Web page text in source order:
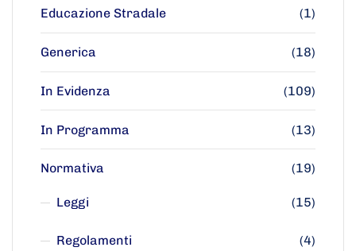
Educazione Stradale (1)
Generica (18)
In Evidenza (109)
In Programma (13)
Normativa (19)
Leggi (15)
Regolamenti (4)